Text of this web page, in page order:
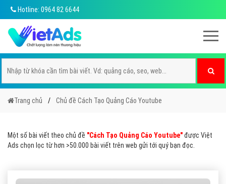
Hotline: 0964 82 6644
Trang chủ Chủ đề Cách Tạo Quảng Cáo Youtube
Một số bài viết theo chủ đề "Cách Tạo Quảng Cáo Youtube"được Việt
Ads chọn lọc từ hơn >50.000 bài viết trên web gửi tới quý bạn đọc.